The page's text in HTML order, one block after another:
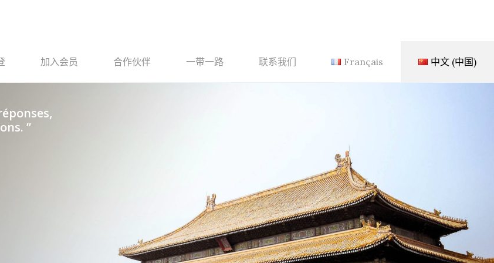
加入会员 合作伙伴 一带一路 联系我们 Français 中文 (中国)
”